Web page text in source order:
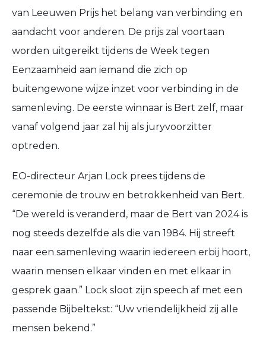
van Leeuwen Prijs het belang van verbinding en
aandacht voor anderen. De prijs zal voortaan
worden uitgereikt tijdens de Week tegen
Eenzaamheid aan iemand die zich op
buitengewone wijze inzet voor verbinding in de
samenleving. De eerste winnaar is Bert zelf, maar
vanaf volgend jaar zal hij als juryvoorzitter
optreden.
EO-directeur Arjan Lock prees tijdens de
ceremonie de trouw en betrokkenheid van Bert.
“De wereld is veranderd, maar de Bert van 2024 is
nog steeds dezelfde als die van 1984. Hij streeft
naar een samenleving waarin iedereen erbij hoort,
waarin mensen elkaar vinden en met elkaar in
gesprek gaan.” Lock sloot zijn speech af met een
passende Bijbeltekst: “Uw vriendelijkheid zij alle
mensen bekend.”